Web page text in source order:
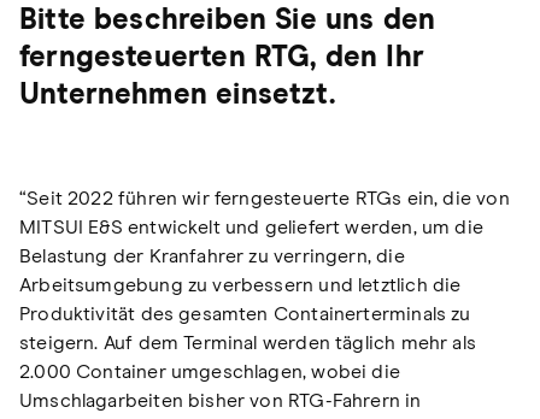
Bitte beschreiben Sie uns den
ferngesteuerten RTG, den Ihr
Unternehmen einsetzt.
“Seit 2022 führen wir ferngesteuerte RTGs ein, die von
MITSUI E&S entwickelt und geliefert werden, um die
Belastung der Kranfahrer zu verringern, die
Arbeitsumgebung zu verbessern und letztlich die
Produktivität des gesamten Containerterminals zu
steigern. Auf dem Terminal werden täglich mehr als
2.000 Container umgeschlagen, wobei die
Umschlagarbeiten bisher von RTG-Fahrern in